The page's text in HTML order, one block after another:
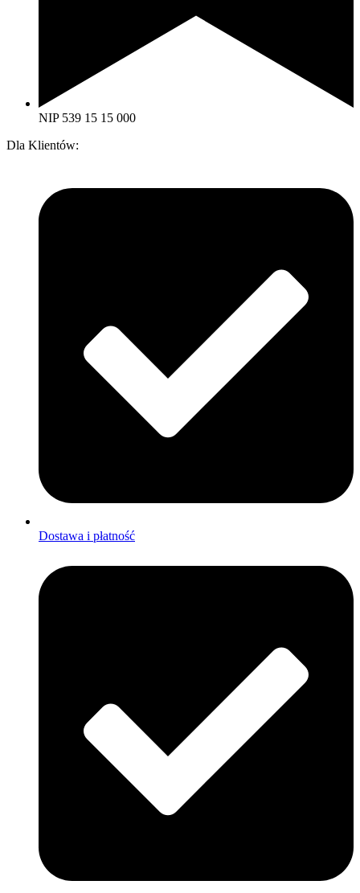
NIP 539 15 15 000
Dla Klientów:
Dostawa i płatność